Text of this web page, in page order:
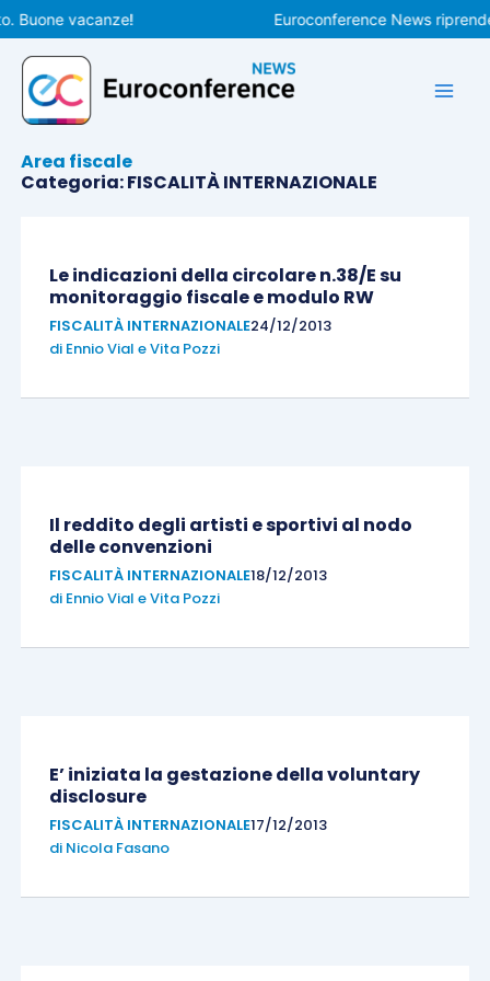
Vai
al
contenuto
vacanze! Euroconference News
Area fiscale
Categoria: FISCALITÀ INTERNAZIONALE
Le indicazioni della circolare n.38/E su
monitoraggio fiscale e modulo RW
FISCALITÀ INTERNAZIONALE24/12/2013
di Ennio Vial eVita Pozzi
Il reddito degli artisti e sportivi al nodo
delle convenzioni
FISCALITÀ INTERNAZIONALE18/12/2013
di Ennio Vial eVita Pozzi
E’ iniziata la gestazione della voluntary
disclosure
FISCALITÀ INTERNAZIONALE17/12/2013
di Nicola Fasano